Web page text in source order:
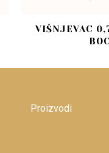
VIŠNJEVAC
Proizvodi